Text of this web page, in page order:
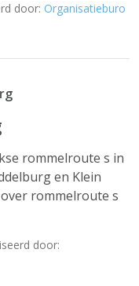
door: Organisatieburo
rommelroute s in
en Klein
rommelroute s
door: